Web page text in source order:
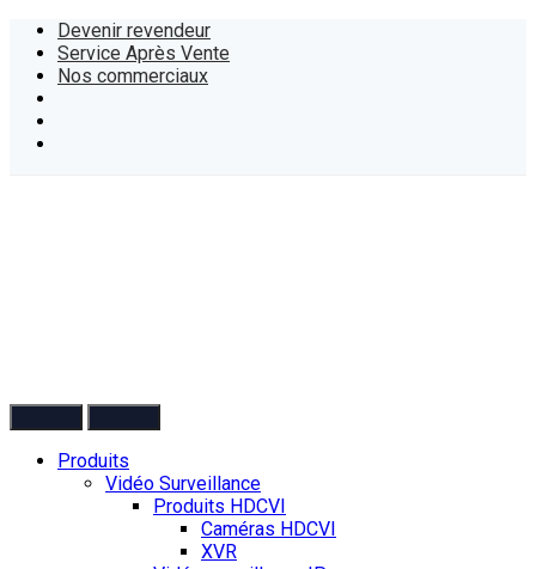
Devenir revendeur
Service Après Vente
Nos commerciaux
Produits
Vidéo Surveillance
Produits HDCVI
Caméras HDCVI
XVR